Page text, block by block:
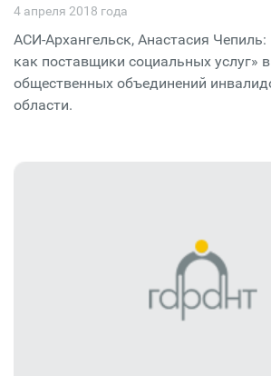
4 апреля 2018 года
АСИ-Архангельск, Анастасия
как поставщики социальных услуг»
общественных объединений
области.